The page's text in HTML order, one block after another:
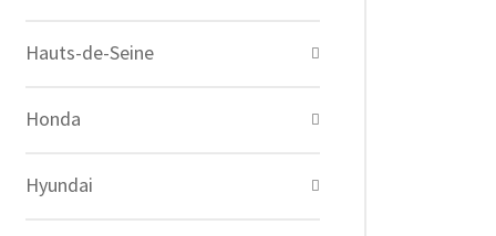
Hauts-de-Seine
Honda
Hyundai